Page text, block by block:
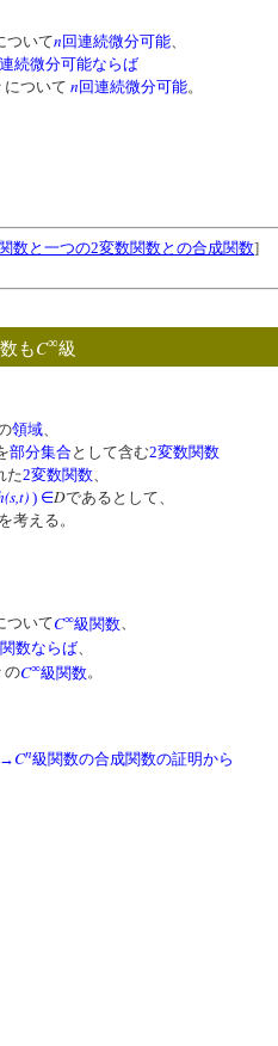
ついてn 回連続微分可能、
続微分可能ならば
について n 回連続微分可能。
数と一つの2変数関数との合成関数]
もC∞級
領域、
部分集合として含む2変数関数
た2変数関数、
) ∈Dであるとして、
考える。
ついてC∞級関数、
数ならば、
のC∞級関数。
→ Cn級関数の合成関数の証明から